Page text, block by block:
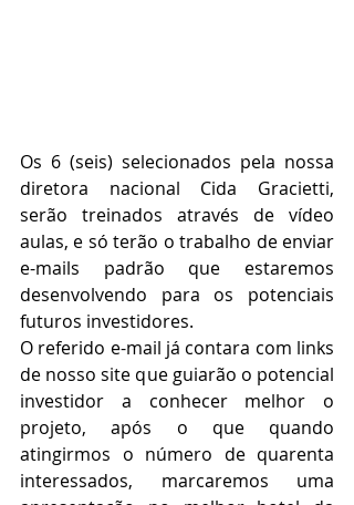
Os 6 (seis) selecionados pela nossa
diretora nacional Cida Gracietti,
serão treinados através de vídeo
aulas, e só terão o trabalho de enviar
e-mails padrão que estaremos
desenvolvendo para os potenciais
futuros investidores.
O referido e-mail já contara com links
de nosso site que guiarão o potencial
investidor a conhecer melhor o
projeto, após o que quando
atingirmos o número de quarenta
interessados, marcaremos uma